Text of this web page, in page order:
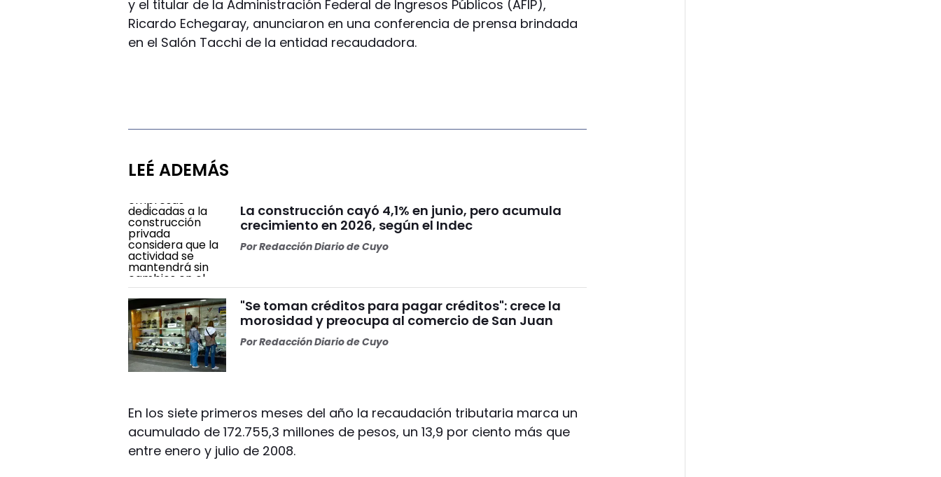
y el titular de la Administración Federal de Ingresos Públicos (AFIP),
Ricardo Echegaray, anunciaron en una conferencia de prensa brindada
en el Salón Tacchi de la entidad recaudadora.
LEÉ ADEMÁS
La construcción cayó 4,1% en junio, pero acumula
crecimiento en 2026, según el Indec
PorRedacción Diario de Cuyo
"Se toman créditos para pagar créditos": crece la
morosidad y preocupa al comercio de San Juan
PorRedacción Diario de Cuyo
En los siete primeros meses del año la recaudación tributaria marca un
acumulado de 172.755,3 millones de pesos, un 13,9 por ciento más que
entre enero y julio de 2008.